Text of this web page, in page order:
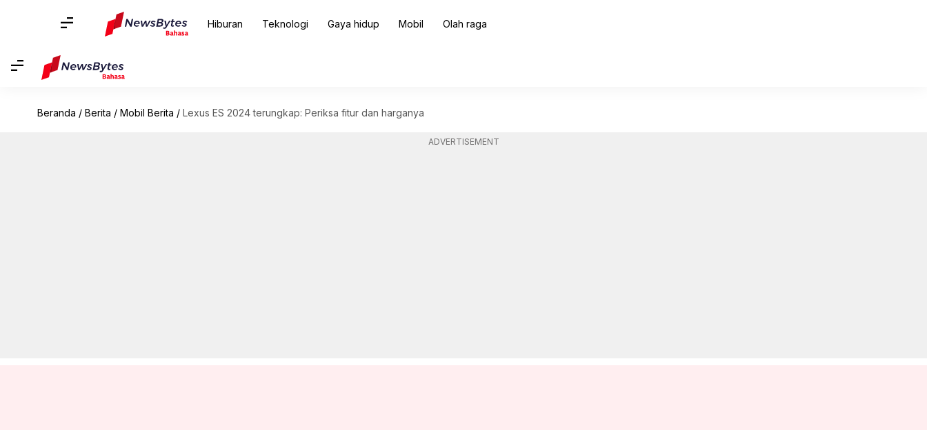
Hiburan Teknologi Gaya hidup Mobil Olah raga
Beranda / Berita / Mobil Berita / Lexus ES 2024 terungkap: Periksa fitur dan harganya
ADVERTISEMENT